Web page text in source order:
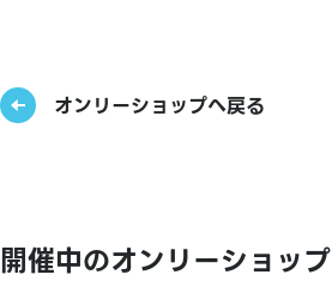
オンリーショップへ戻る
開催中のオンリーショップ